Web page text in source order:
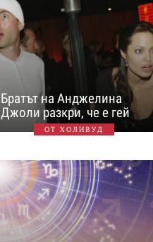
Братът на Анджелина
Джоли разкри, че е гей
ОТ ХОЛИВУД